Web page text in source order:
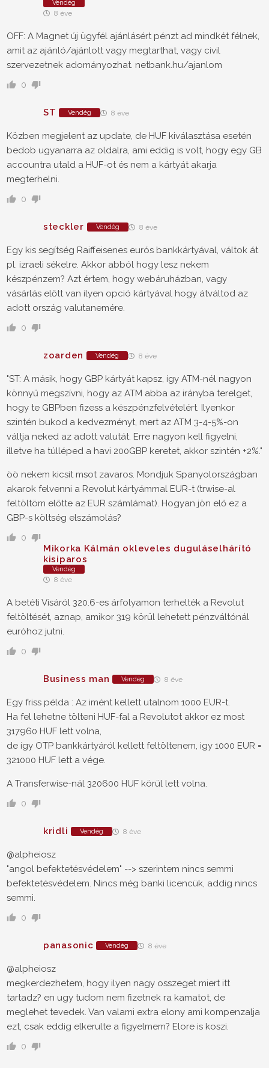
Vendég
8 éve
OFF: A Magnet új ügyfél ajánlásért pénzt ad mindkét félnek,
amit az ajánló/ajánlott vagy megtarthat, vagy civil
szervezetnek adományozhat. netbank.hu/ajanlom
0
ST Vendég 8 éve
Közben megjelent az update, de HUF kiválasztása esetén
bedob ugyanarra az oldalra, ami eddig is volt, hogy egy GB
accountra utald a HUF-ot és nem a kártyát akarja
megterhelni.
0
steckler Vendég 8 éve
Egy kis segítség Raiffeisenes eurós bankkártyával, váltok át
pl. izraeli sékelre. Akkor abból hogy lesz nekem
készpénzem? Azt értem, hogy webáruházban, vagy
vásárlás előtt van ilyen opció kártyával hogy átváltod az
adott ország valutanemére.
0
zoarden Vendég 8 éve
"ST: A másik, hogy GBP kártyát kapsz, így ATM-nél nagyon
könnyű megszívni, hogy az ATM abba az irányba terelget,
hogy te GBPben fizess a készpénzfelvételért. Ilyenkor
szintén bukod a kedvezményt, mert az ATM 3-4-5%-on
váltja neked az adott valutát. Erre nagyon kell figyelni,
illetve ha túlléped a havi 200GBP keretet, akkor szintén +2%."
öö nekem kicsit msot zavaros. Mondjuk Spanyolországban
akarok felvenni a Revolut kártyámmal EUR-t (trwise-al
feltöltöm előtte az EUR számlámat). Hogyan jön elő ez a
GBP-s költség elszámolás?
0
Mikorka Kálmán okleveles duguláselhárító
kisiparos
Vendég
8 éve
A betéti Visáról 320.6-es árfolyamon terhelték a Revolut
feltöltését, aznap, amikor 319 körül lehetett pénzváltónál
euróhoz jutni.
0
Business man Vendég 8 éve
Egy friss példa : Az imént kellett utalnom 1000 EUR-t.
Ha fel lehetne tölteni HUF-fal a Revolutot akkor ez most
317960 HUF lett volna,
de így OTP bankkártyáról kellett feltöltenem, igy 1000 EUR =
321000 HUF lett a vége.
A Transferwise-nál 320600 HUF körül lett volna.
0
kridli Vendég 8 éve
@alpheiosz
"angol befektetésvédelem" --> szerintem nincs semmi
befektetésvédelem. Nincs még banki licencük, addig nincs
semmi.
0
panasonic Vendég 8 éve
@alpheiosz
megkerdezhetem, hogy ilyen nagy osszeget miert itt
tartadz? en ugy tudom nem fizetnek ra kamatot, de
meglehet tevedek. Van valami extra elony ami kompenzalja
ezt, csak eddig elkerulte a figyelmem? Elore is koszi.
0